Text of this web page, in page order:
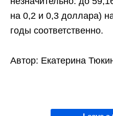
на 0,2 и 0,3 доллара)
годы соответственно.
Автор: Екатерина